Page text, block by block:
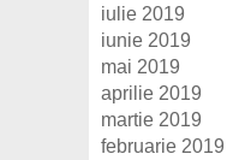
iulie 2019
iunie 2019
mai 2019
aprilie 2019
martie 2019
februarie 2019